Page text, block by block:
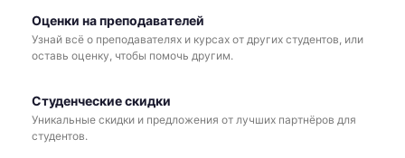
Оценки на преподавателей
Узнай всё о преподавателях и курсах от других студентов, или
оставь оценку, чтобы помочь другим.
Студенческие скидки
Уникальные скидки и предложения от лучших партнёров для
студентов.